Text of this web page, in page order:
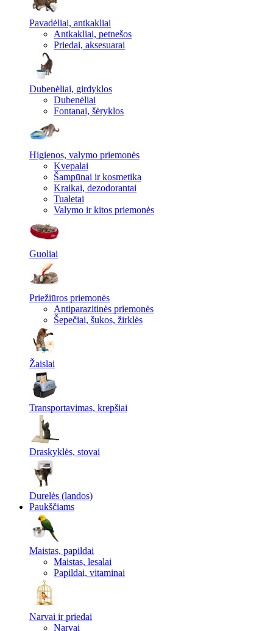
Pavadėliai, antkakliai
Antkakliai, petnešos
Priedai, aksesuarai
Dubenėliai, girdyklos
Dubenėliai
Fontanai, šėryklos
Higienos, valymo priemonės
Kvepalai
Šampūnai ir kosmetika
Kraikai, dezodorantai
Tualetai
Valymo ir kitos priemonės
Guoliai
Priežiūros priemonės
Antiparazitinės priemonės
Šepečiai, šukos, žirklės
Žaislai
Transportavimas, krepšiai
Draskyklės, stovai
Durelės (landos)
Paukščiams
Maistas, papildai
Maistas, lesalai
Papildai, vitaminai
Narvai ir priedai
Narvai